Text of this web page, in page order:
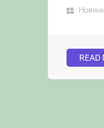
READ